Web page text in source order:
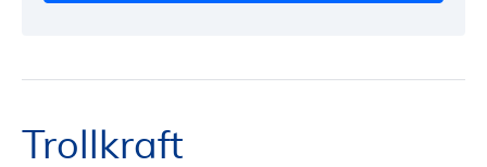
Trollkraft